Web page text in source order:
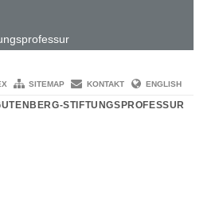
SITEMAP KONTAKT ENGLISH
STIFTUNGSPROFESSUR